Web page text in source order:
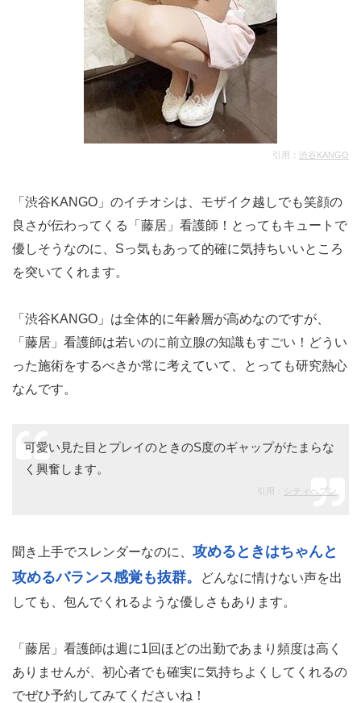
引用： 渋谷KANGO
「渋谷KANGO」のイチオシは、モザイク越しでも笑顔の
良さが伝わってくる「藤居」看護師！とってもキュートで
優しそうなのに、Sっ気もあって的確に気持ちいいところ
を突いてくれます。
「渋谷KANGO」は全体的に年齢層が高めなのですが、
「藤居」看護師は若いのに前立腺の知識もすごい！どうい
った施術をするべきか常に考えていて、とっても研究熱心
なんです。
可愛い見た目とプレイのときのS度のギャップがたまらな
く興奮します。
引用： シティヘブン
聞き上手でスレンダーなのに、 攻めるときはちゃんと
攻めるバランス感覚も抜群。
どんなに情けない声を出
しても、包んでくれるような優しさもあります。
「藤居」看護師は週に1回ほどの出勤であまり頻度は高く
ありませんが、初心者でも確実に気持ちよくしてくれるの
でぜひ予約してみてくださいね！